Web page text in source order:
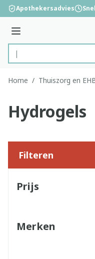
Ga naar de inhoud
Apothekersadvies
Menu
Product, merk,
Home / Thuiszorg en
Hydrogels
Filteren
Prijs
Merken